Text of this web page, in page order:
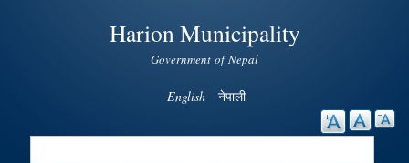
Harion Municipality
Government of Nepal
English नेपाली
Search